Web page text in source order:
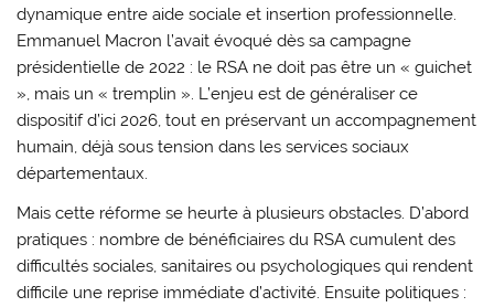
dynamique entre aide sociale et insertion professionnelle.
Emmanuel Macron l’avait évoqué dès sa campagne
présidentielle de 2022 : le RSA ne doit pas être un « guichet
», mais un « tremplin ». L’enjeu est de généraliser ce
dispositif d’ici 2026, tout en préservant un accompagnement
humain, déjà sous tension dans les services sociaux
départementaux.
Mais cette réforme se heurte à plusieurs obstacles. D’abord
pratiques : nombre de bénéficiaires du RSA cumulent des
difficultés sociales, sanitaires ou psychologiques qui rendent
difficile une reprise immédiate d’activité. Ensuite politiques :